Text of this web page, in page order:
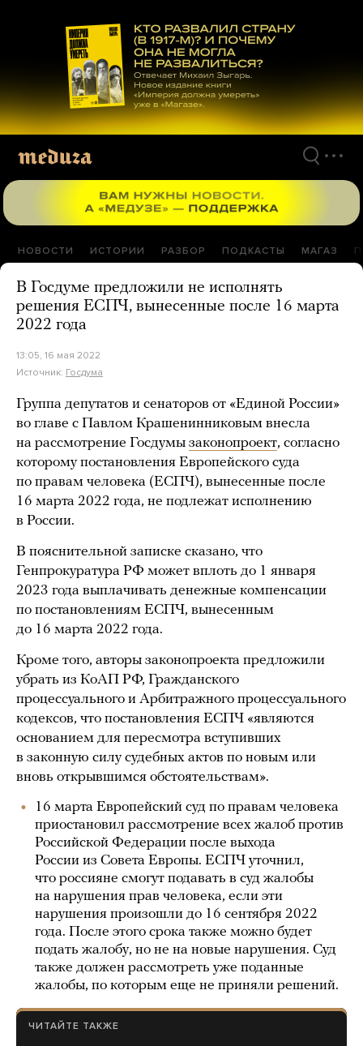
материалам
НОВОСТИ ИСТОРИИ РАЗБОР ПОДКАСТЫ МАГАЗ
В Госдуме предложили не исполнять
решения ЕСПЧ, вынесенные после 16 марта
2022 года
13:05, 16 мая 2022
Источник: Госдума
Группа депутатов и сенаторов от «Единой России»
во главе с Павлом Крашенинниковым внесла
на рассмотрение Госдумы законопроект, согласно
которому постановления Европейского суда
по правам человека (ЕСПЧ), вынесенные после
16 марта 2022 года, не подлежат исполнению
в России.
В пояснительной записке сказано, что
Генпрокуратура РФ может вплоть до 1 января
2023 года выплачивать денежные компенсации
по постановлениям ЕСПЧ, вынесенным
до 16 марта 2022 года.
Кроме того, авторы законопроекта предложили
убрать из КоАП РФ, Гражданского
процессуального и Арбитражного процессуального
кодексов, что постановления ЕСПЧ «являются
основанием для пересмотра вступивших
в законную силу судебных актов по новым или
вновь открывшимся обстоятельствам».
16 марта Европейский суд по правам человека
приостановил рассмотрение всех жалоб против
Российской Федерации после выхода
России из Совета Европы. ЕСПЧ уточнил,
что россияне смогут подавать в суд жалобы
на нарушения прав человека, если эти
нарушения произошли до 16 сентября 2022
года. После этого срока также можно будет
подать жалобу, но не на новые нарушения. Суд
также должен рассмотреть уже поданные
жалобы, по которым еще не приняли решений.
ЧИТАЙТЕ ТАКЖЕ